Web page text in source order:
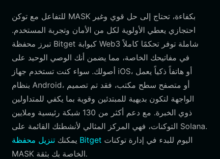
للتفاعل مع توكن MASK بكفاءة، تحتاج إلى حل قوي وغير
احتجازي يعطي الأولوية لكل من الأمان وتجربة المستخدم.
تبرز محفظة Bitget كبوابة Web3 شاملة توفر تحكمًا كاملاً
في مفاتيحك الخاصة، مما يضمن أنك الوصي الوحيد على
أصولك. سواء كنت تستخدم جهاز iOS، أو هاتفاً ذكياً يعمل
بنظام Android، أو متصفح سطح مكتب، فقد تم تصميم
الواجهة لتكون بديهية للمبتدئين وقوية بما يكفي للمتداولين
ذوي الخبرة. مع دعم أكثر من 130 شبكة رئيسية وملايين
التوكنات، فهي المركز المثالي لأنشطتك القائمة على Solana.
يمكنك تنزيل محفظة Bitget
MASK الخاصة بك بثقة.